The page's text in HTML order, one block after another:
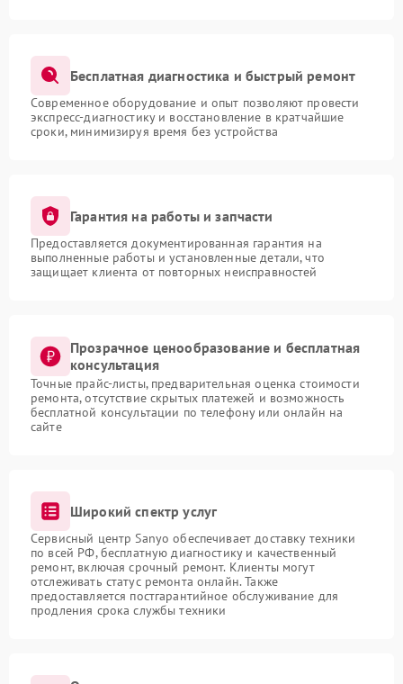
Бесплатная диагностика и быстрый ремонт
Современное оборудование и опыт позволяют провести
экспресс-диагностику и восстановление в кратчайшие
сроки, минимизируя время без устройства
Гарантия на работы и запчасти
Предоставляется документированная гарантия на
выполненные работы и установленные детали, что
защищает клиента от повторных неисправностей
Прозрачное ценообразование и бесплатная
консультация
Точные прайс-листы, предварительная оценка стоимости
ремонта, отсутствие скрытых платежей и возможность
бесплатной консультации по телефону или онлайн на
сайте
Широкий спектр услуг
Сервисный центр Sanyo обеспечивает доставку техники
по всей РФ, бесплатную диагностику и качественный
ремонт, включая срочный ремонт. Клиенты могут
отслеживать статус ремонта онлайн. Также
предоставляется постгарантийное обслуживание для
продления срока службы техники